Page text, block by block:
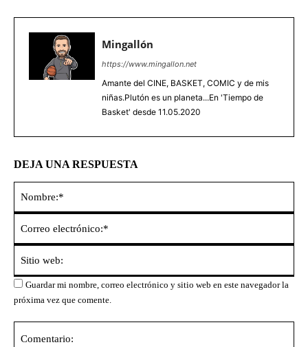
Mingallón
https://www.mingallon.net
Amante del CINE, BASKET, COMIC y de mis
niñas.Plutón es un planeta...En 'Tiempo de
Basket' desde 11.05.2020
DEJA UNA RESPUESTA
Guardar mi nombre, correo electrónico y sitio web en este navegador la
próxima vez que comente.